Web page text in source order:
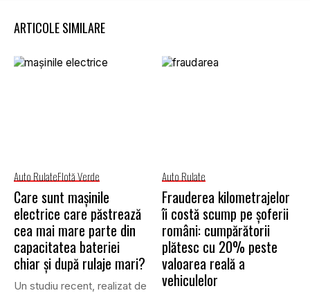
ARTICOLE SIMILARE
Auto RulateFlotă Verde
Care sunt mașinile
electrice care păstrează
cea mai mare parte din
capacitatea bateriei
chiar și după rulaje mari?
Un studiu recent, realizat de
Auto Rulate
Frauderea kilometrajelor
îi costă scump pe șoferii
români: cumpărătorii
plătesc cu 20% peste
valoarea reală a
vehiculelor